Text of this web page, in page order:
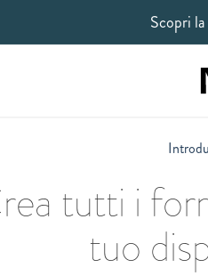
Scopri
tutti i
tuo